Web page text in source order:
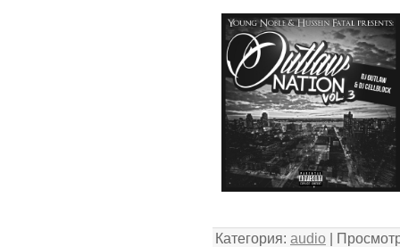
Категория: audio |